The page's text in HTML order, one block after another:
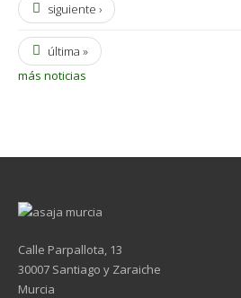
siguiente ›
última »
más noticias
Calle Parpallota, 13
30007 Santiago y Zaraiche
Murcia